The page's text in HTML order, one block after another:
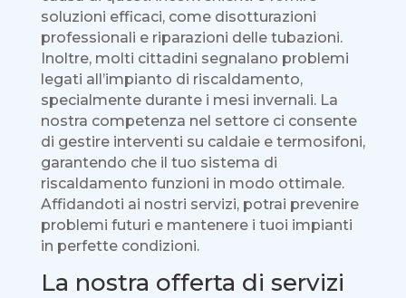
soluzioni efficaci, come disotturazioni
professionali e riparazioni delle tubazioni.
Inoltre, molti cittadini segnalano problemi
legati all’impianto di riscaldamento,
specialmente durante i mesi invernali. La
nostra competenza nel settore ci consente
di gestire interventi su caldaie e termosifoni,
garantendo che il tuo sistema di
riscaldamento funzioni in modo ottimale.
Affidandoti ai nostri servizi, potrai prevenire
problemi futuri e mantenere i tuoi impianti
in perfette condizioni.
La nostra offerta di servizi